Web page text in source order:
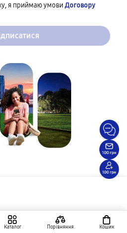
я приймаю умови Договору
Каталог Порівняння Кошик